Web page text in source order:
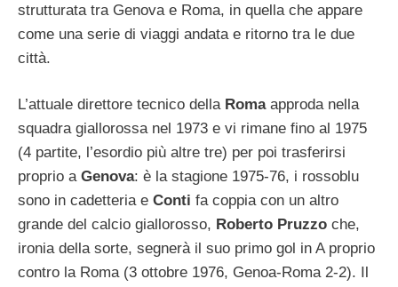
strutturata tra Genova e Roma, in quella che appare
come una serie di viaggi andata e ritorno tra le due
città.
L’attuale direttore tecnico della Romaapproda nella
squadra giallorossa nel 1973 e vi rimane fino al 1975
(4 partite, l’esordio più altre tre) per poi trasferirsi
proprio a Genova: è la stagione 1975-76, i rossoblu
sono in cadetteria e Conti fa coppia con un altro
grande del calcio giallorosso, Roberto Pruzzo che,
ironia della sorte, segnerà il suo primo gol in A proprio
contro la Roma (3 ottobre 1976, Genoa-Roma 2-2). Il